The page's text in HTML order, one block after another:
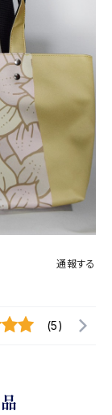
通報する
(5)